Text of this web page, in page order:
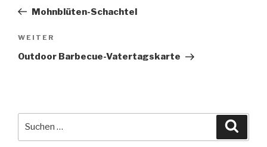
Beitrag
Mohnblüten-Schachtel
Nächster
Beitrag
WEITER
Outdoor Barbecue-Vatertagskarte